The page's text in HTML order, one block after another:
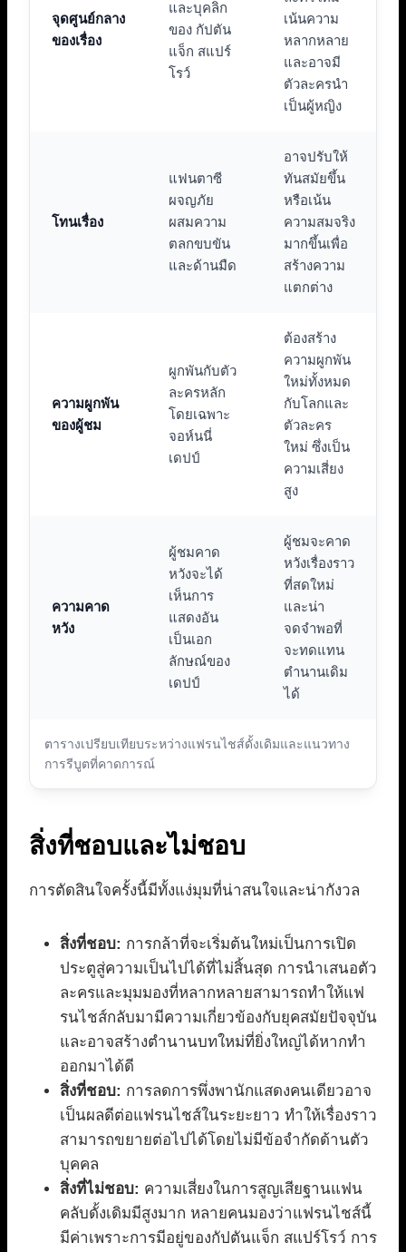
ตารางเปรียบเทียบระหว่างแฟรนไชส์ดั้งเดิมและแนวทาง
การรีบูตที่คาดการณ์
จุดศูนย์กลาง
ของเรื่อง
และบุคลิก
ของ กัปตัน
แจ็ก สแปร์
โรว์
เน้นความ
หลากหลาย
และอาจมี
ตัวละครนำ
เป็นผู้หญิง
โทนเรื่อง
แฟนตาซี
ผจญภัย
ผสมความ
ตลกขบขัน
และด้านมืด
อาจปรับให้
ทันสมัยขึ้น
หรือเน้น
ความสมจริง
มากขึ้นเพื่อ
สร้างความ
แตกต่าง
ความผูกพัน
ของผู้ชม
ผูกพันกับตัว
ละครหลัก
โดยเฉพาะ
จอห์นนี่
เดปป์
ต้องสร้าง
ความผูกพัน
ใหม่ทั้งหมด
กับโลกและ
ตัวละคร
ใหม่ ซึ่งเป็น
ความเสี่ยง
สูง
ความคาด
หวัง
ผู้ชมคาด
หวังจะได้
เห็นการ
แสดงอัน
เป็นเอก
ลักษณ์ของ
เดปป์
ผู้ชมจะคาด
หวังเรื่องราว
ที่สดใหม่
และน่า
จดจำพอที่
จะทดแทน
ตำนานเดิม
ได้
สิ่งที่ชอบและไม่ชอบ
การตัดสินใจครั้งนี้มีทั้งแง่มุมที่น่าสนใจและน่ากังวล
สิ่งที่ชอบ: การกล้าที่จะเริ่มต้นใหม่เป็นการเปิด
ประตูสู่ความเป็นไปได้ที่ไม่สิ้นสุด การนำเสนอตัว
ละครและมุมมองที่หลากหลายสามารถทำให้แฟ
รนไชส์กลับมามีความเกี่ยวข้องกับยุคสมัยปัจจุบัน
และอาจสร้างตำนานบทใหม่ที่ยิ่งใหญ่ได้หากทำ
ออกมาได้ดี
สิ่งที่ชอบ: การลดการพึ่งพานักแสดงคนเดียวอาจ
เป็นผลดีต่อแฟรนไชส์ในระยะยาว ทำให้เรื่องราว
สามารถขยายต่อไปได้โดยไม่มีข้อจำกัดด้านตัว
บุคคล
สิ่งที่ไม่ชอบ: ความเสี่ยงในการสูญเสียฐานแฟน
คลับดั้งเดิมมีสูงมาก หลายคนมองว่าแฟรนไชส์นี้
มีค่าเพราะการมีอยู่ของกัปตันแจ็ก สแปร์โรว์ การ